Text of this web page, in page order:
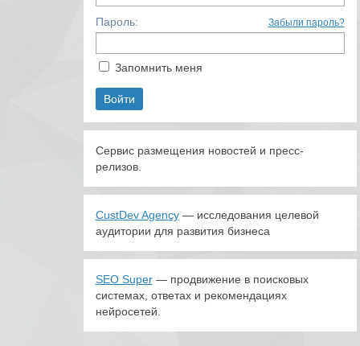
Пароль: Забыли пароль?
Запомнить меня
Сервис размещения новостей и пресс-
релизов.
CustDev Agency— исследования целевой
аудитории для развития бизнеса
SEO Super— продвижение в поисковых
системах, ответах и рекомендациях
нейросетей.